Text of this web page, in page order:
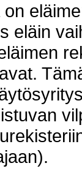
eläin